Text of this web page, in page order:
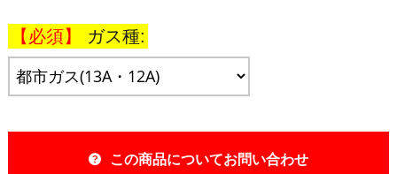
ガス種:
この商品についてお問い合わせ